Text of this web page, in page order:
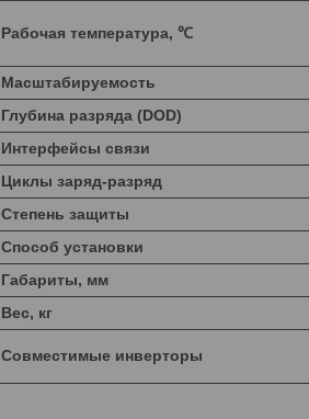
Рабочая температура, ℃
Масштабируемость
Глубина разряда (DOD)
Интерфейсы связи
Циклы заряд-разряд
Степень защиты
Способ установки
Габариты, мм
Вес, кг
Совместимые инверторы